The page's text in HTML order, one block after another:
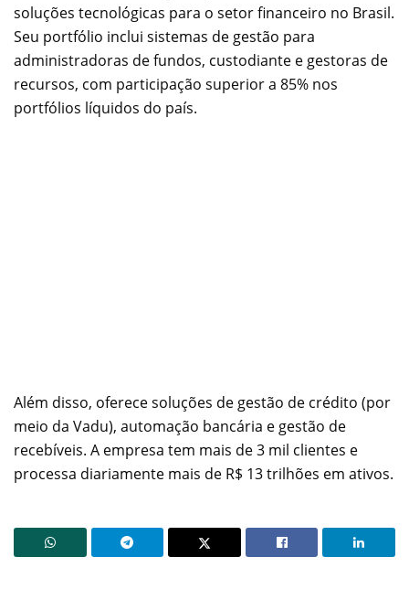
soluções tecnológicas para o setor financeiro no Brasil.
Seu portfólio inclui sistemas de gestão para
administradoras de fundos, custodiante e gestoras de
recursos, com participação superior a 85% nos
portfólios líquidos do país.
Além disso, oferece soluções de gestão de crédito (por
meio da Vadu), automação bancária e gestão de
recebíveis. A empresa tem mais de 3 mil clientes e
processa diariamente mais de R$ 13 trilhões em ativos.